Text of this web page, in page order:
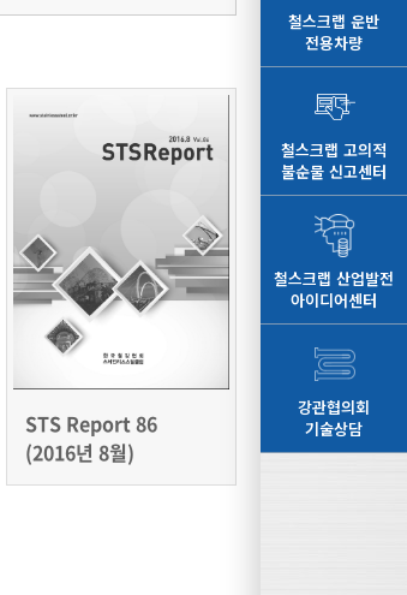
STS Report 86
(2016년 8월)
철스크랩 운반
전용차량
철스크랩 고의적
불순물 신고센터
철스크랩 산업발전
아이디어센터
강관협의회
기술상담